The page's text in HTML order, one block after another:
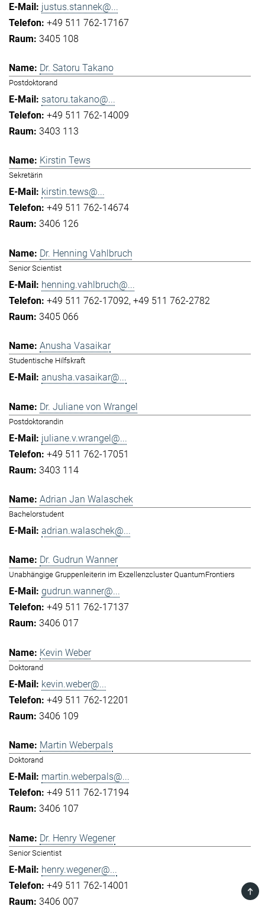
justus.stannek@...
+49 511 762-17167
3405 108
Dr. Satoru Takano
Postdoktorand
satoru.takano@...
+49 511 762-14009
3403 113
Kirstin Tews
Sekretärin
kirstin.tews@...
+49 511 762-14674
3406 126
Dr. Henning Vahlbruch
Senior Scientist
henning.vahlbruch@...
+49 511 762-17092 +49 511 762-2782
3405 066
Anusha Vasaikar
Studentische Hilfskraft
anusha.vasaikar@...
Dr. Juliane von Wrangel
Postdoktorandin
juliane.v.wrangel@...
+49 511 762-17051
3403 114
Adrian Jan Walaschek
Bachelorstudent
adrian.walaschek@...
Dr. Gudrun Wanner
Unabhängige Gruppenleiterin im Exzellenzcluster QuantumFrontiers
gudrun.wanner@...
+49 511 762-17137
3406 017
Kevin Weber
Doktorand
kevin.weber@...
+49 511 762-12201
3406 109
Martin Weberpals
Doktorand
martin.weberpals@...
+49 511 762-17194
3406 107
Dr. Henry Wegener
Senior Scientist
henry.wegener@...
+49 511 762-14001
3406 007
TOP